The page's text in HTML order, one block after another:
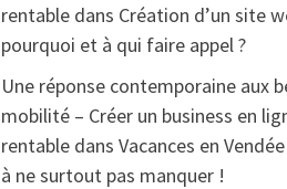
rentabledans Création d’un site
pourquoi et à qui faire appel ?
Une réponse contemporaine aux
mobilité – Créer un business en
rentabledans Vacances en
à ne surtout pas manquer !